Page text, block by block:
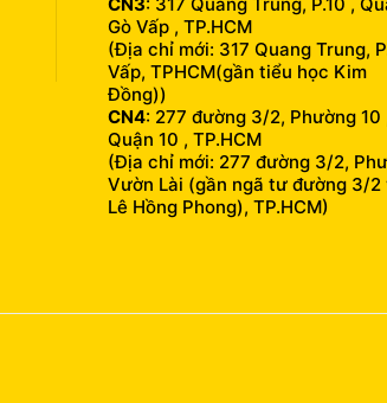
Gò Vấp , TP.HCM
(Địa chỉ mới: 317 Quang Trung,
Vấp, TPHCM(gần tiểu học Kim
Đồng))
CN4: 277 đường 3/2, Phường 10
Quận 10 , TP.HCM
(Địa chỉ mới: 277 đường 3/2,
Vườn Lài (gần ngã tư đường 3/2
Lê Hồng Phong), TP.HCM)